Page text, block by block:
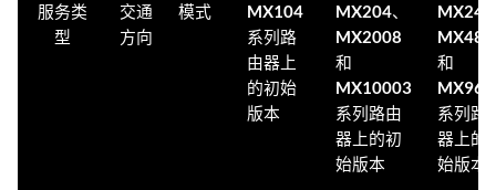
服务类
型
交通
方向
模式
MX104
系列路
由器上
的初始
版本
MX204、
MX2008
和
MX10003
系列路由
器上的初
始版本
MX480
和
MX960
系列路
器上的
始版本